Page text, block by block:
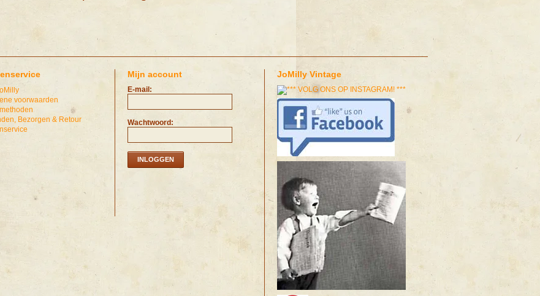
voorwaarden
Bezorgen & Retour
Mijn account
E-mail:
Wachtwoord:
INLOGGEN
JoMilly Vintage